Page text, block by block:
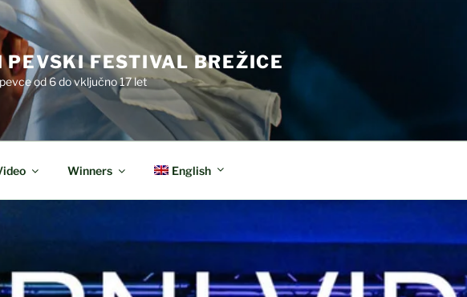
FESTIVAL BREŽICE
od 6 do vključno 17 let
Winners English